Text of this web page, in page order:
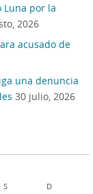
Luna por la
2026
acusado de
una denuncia
30 julio, 2026
S D